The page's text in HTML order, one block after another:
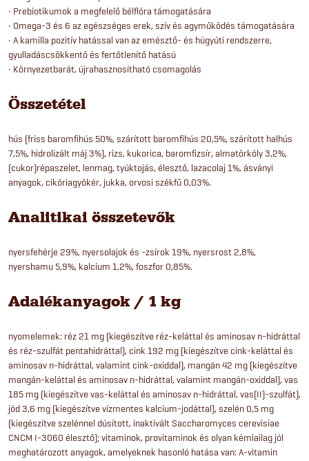
• Prebiotikumok a megfelelő bélflóra támogatására
• Omega-3 és 6 az egészséges erek, szív és agyműködés támogatására
• A kamilla pozitív hatással van az emésztő- és húgyúti rendszerre,
gyulladáscsökkentő és fertőtlenítő hatású
• Környezetbarát, újrahasznosítható csomagolás
Összetétel
hús (friss baromfihús 50%, szárított baromfihús 20,5%, szárított halhús
7,5%, hidrolizált máj 3%), rizs, kukorica, baromfizsír, almatörköly 3,2%,
(cukor)répaszelet, lenmag, tyúktojás, élesztő, lazacolaj 1%, ásványi
anyagok, cikóriagyökér, jukka, orvosi székfű 0,03%.
Analitikai összetevők
nyersfehérje 29%, nyersolajok és -zsírok 19%, nyersrost 2,8%,
nyershamu 5,9%, kalcium 1,2%, foszfor 0,85%.
Adalékanyagok / 1 kg
nyomelemek: réz 21 mg (kiegészítve réz-keláttal és aminosav n-hidráttal
és réz-szulfát pentahidráttal), cink 192 mg (kiegészítve cink-keláttal és
aminosav n-hidráttal, valamint cink-oxiddal), mangán 42 mg (kiegészítve
mangán-keláttal és aminosav n-hidráttal, valamint mangán-oxiddal), vas
185 mg (kiegészítve vas-keláttal és aminosav n-hidráttal, vas(II)-szulfát),
jód 3,6 mg (kiegészítve vízmentes kalcium-jodáttal), szelén 0,5 mg
(kiegészítve szelénnel dúsított, inaktivált Saccharomyces cerevisiae
CNCM I-3060 élesztő); vitaminok, provitaminok és olyan kémiailag jól
meghatározott anyagok, amelyeknek hasonló hatása van: A-vitamin